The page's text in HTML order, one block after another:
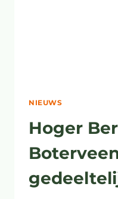
NIEUWS
Hoger